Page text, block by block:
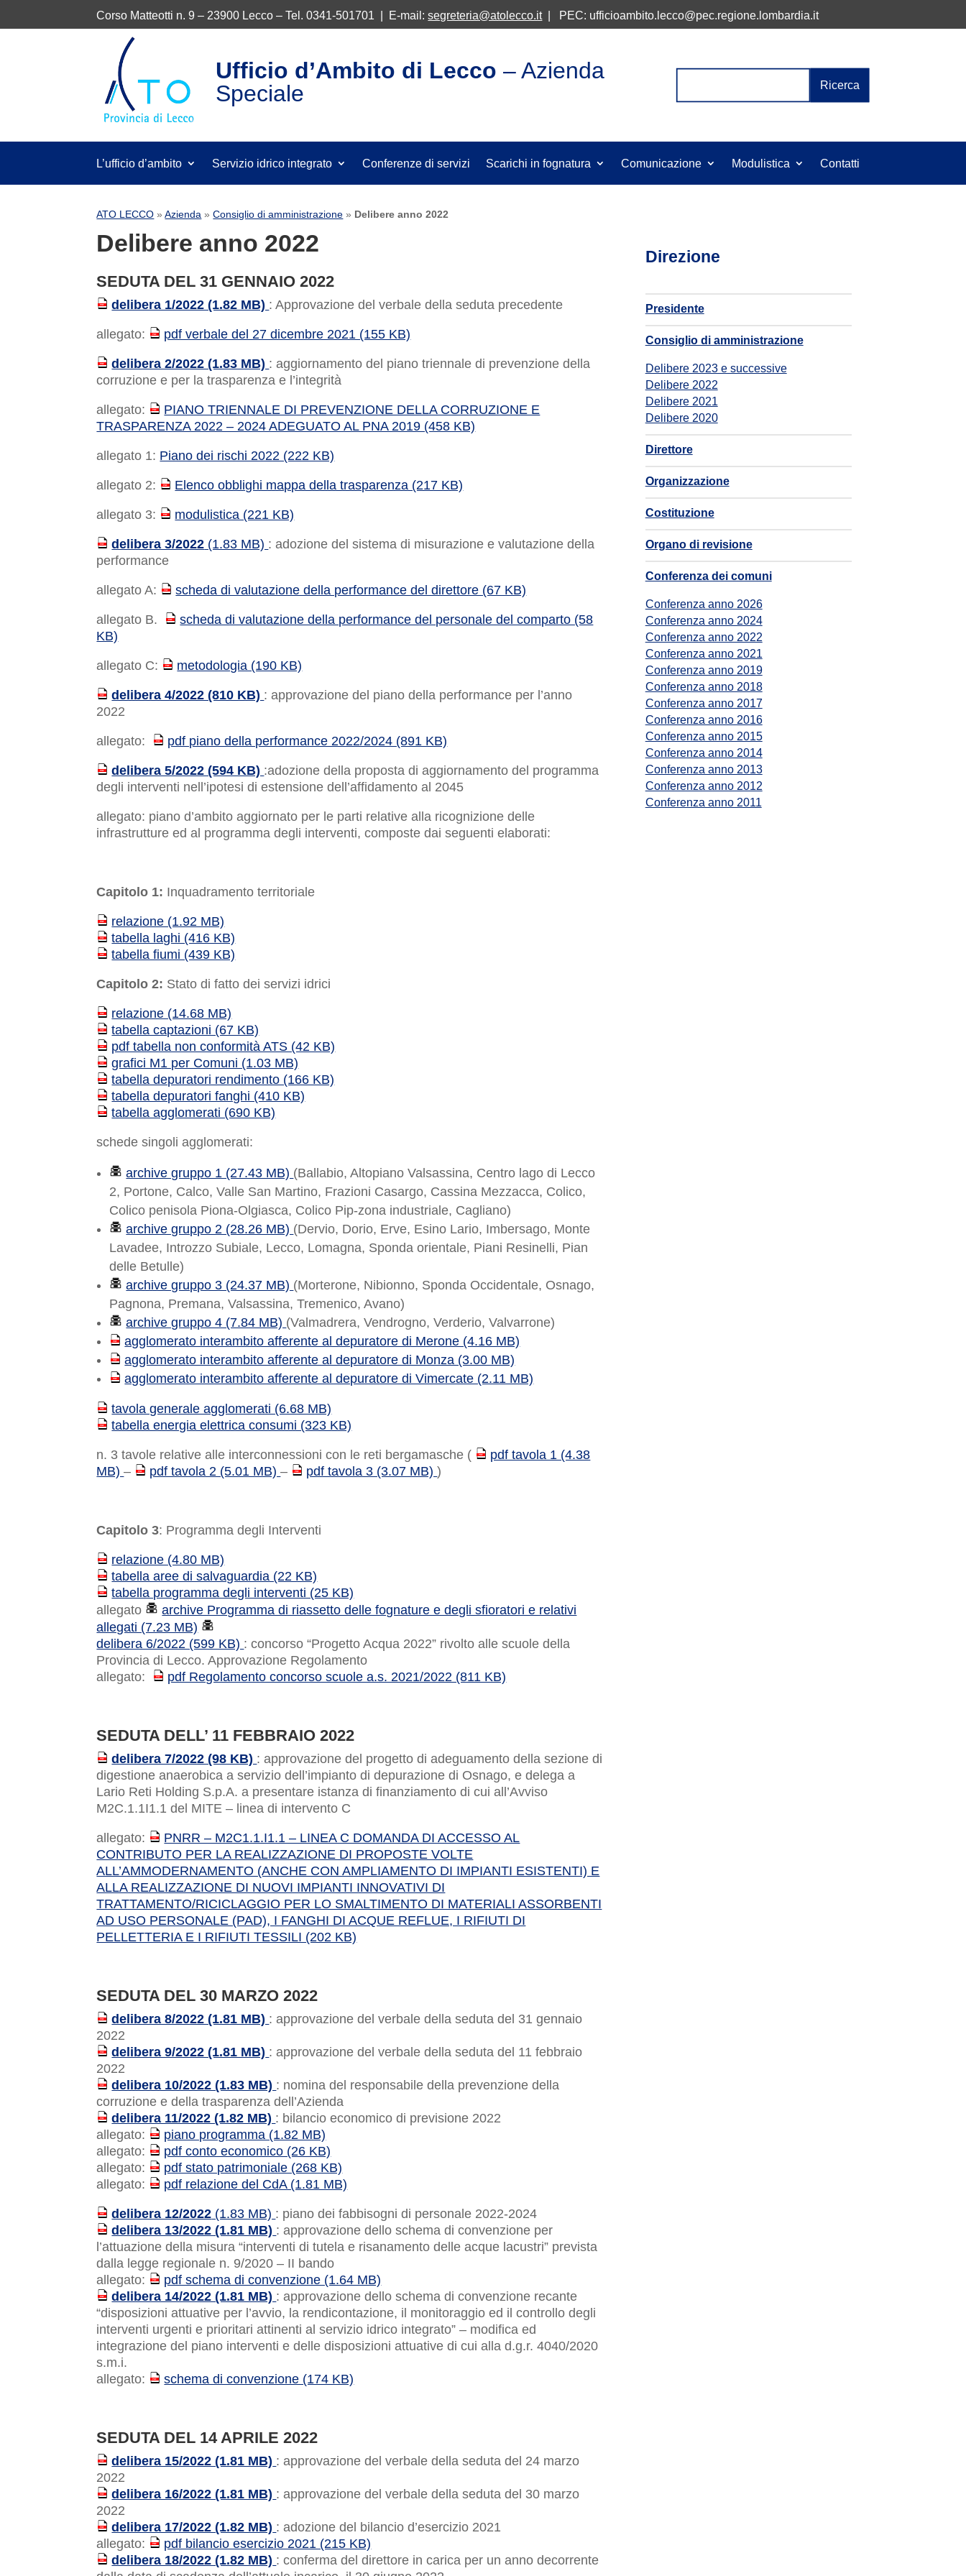
Corso Matteotti n. 9 – 23900 Lecco – Tel. 0341-501701 | E-mail: segreteria@atolecco.it| PEC: ufficioambito.lecco@pec.regione.lombardia.it
Ufficio d’Ambito di Lecco – Azienda
Speciale
L’ufficio d’ambito Servizio idrico integrato Conferenze di servizi Scarichi in fognatura Comunicazione Modulistica Contatti
ATO LECCO »Azienda »Consiglio di amministrazione » Delibere anno 2022
Delibere anno 2022
SEDUTA DEL 31 GENNAIO 2022
PDF delibera 1/2022 (1.82 MB) : Approvazione del verbale della seduta precedente
allegato: PDF pdf verbale del 27 dicembre 2021 (155 KB)
PDF delibera 2/2022 (1.83 MB) : aggiornamento del piano triennale di prevenzione della
corruzione e per la trasparenza e l’integrità
allegato: PDF
PIANO TRIENNALE DI PREVENZIONE DELLA CORRUZIONE E
TRASPARENZA 2022 – 2024 ADEGUATO AL PNA 2019 (458 KB)
allegato 1: Piano dei rischi 2022 (222 KB)
allegato 2: PDF Elenco obblighi mappa della trasparenza (217 KB)
allegato 3: PDF modulistica (221 KB)
PDF delibera 3/2022 (1.83 MB) : adozione del sistema di misurazione e valutazione della
performance
allegato A: PDF scheda di valutazione della performance del direttore (67 KB)
allegato B. PDF
scheda di valutazione della performance del personale del comparto (58
KB)
allegato C: PDF metodologia (190 KB)
PDF delibera 4/2022 (810 KB) : approvazione del piano della performance per l’anno
2022
allegato: PDF pdf piano della performance 2022/2024 (891 KB)
PDF delibera 5/2022 (594 KB) :adozione della proposta di aggiornamento del programma
degli interventi nell’ipotesi di estensione dell’affidamento al 2045
allegato: piano d’ambito aggiornato per le parti relative alla ricognizione delle
infrastrutture ed al programma degli interventi, composte dai seguenti elaborati:
Capitolo 1: Inquadramento territoriale
PDF relazione (1.92 MB)
PDF tabella laghi (416 KB)
PDF tabella fiumi (439 KB)
Capitolo 2: Stato di fatto dei servizi idrici
PDF relazione (14.68 MB)
PDF tabella captazioni (67 KB)
PDF pdf tabella non conformità ATS (42 KB)
PDF grafici M1 per Comuni (1.03 MB)
PDF tabella depuratori rendimento (166 KB)
PDF tabella depuratori fanghi (410 KB)
PDF tabella agglomerati (690 KB)
schede singoli agglomerati:
archive gruppo 1 (27.43 MB) (Ballabio, Altopiano Valsassina, Centro lago di Lecco
2, Portone, Calco, Valle San Martino, Frazioni Casargo, Cassina Mezzacca, Colico,
Colico penisola Piona-Olgiasca, Colico Pip-zona industriale, Cagliano)
archive gruppo 2 (28.26 MB) (Dervio, Dorio, Erve, Esino Lario, Imbersago, Monte
Lavadee, Introzzo Subiale, Lecco, Lomagna, Sponda orientale, Piani Resinelli, Pian
delle Betulle)
archive gruppo 3 (24.37 MB) (Morterone, Nibionno, Sponda Occidentale, Osnago,
Pagnona, Premana, Valsassina, Tremenico, Avano)
archive gruppo 4 (7.84 MB) (Valmadrera, Vendrogno, Verderio, Valvarrone)
PDF agglomerato interambito afferente al depuratore di Merone (4.16 MB)
PDF agglomerato interambito afferente al depuratore di Monza (3.00 MB)
PDF agglomerato interambito afferente al depuratore di Vimercate (2.11 MB)
PDF tavola generale agglomerati (6.68 MB)
PDF tabella energia elettrica consumi (323 KB)
n. 3 tavole relative alle interconnessioni con le reti bergamasche ( PDF
pdf tavola 1 (4.38
MB)– PDF pdf tavola 2 (5.01 MB)– PDF pdf tavola 3 (3.07 MB))
Capitolo 3: Programma degli Interventi
PDF relazione (4.80 MB)
PDF tabella aree di salvaguardia (22 KB)
PDF
tabella programma degli interventi (25 KB)
allegato
archive Programma di riassetto delle fognature e degli sfioratori e relativi
allegati (7.23 MB)
delibera 6/2022 (599 KB) : concorso “Progetto Acqua 2022” rivolto alle scuole della
Provincia di Lecco. Approvazione Regolamento
allegato:
PDF pdf Regolamento concorso scuole a.s. 2021/2022 (811 KB)
SEDUTA DELL’ 11 FEBBRAIO 2022
PDF delibera 7/2022 (98 KB) : approvazione del progetto di adeguamento della sezione di
digestione anaerobica a servizio dell’impianto di depurazione di Osnago, e delega a
Lario Reti Holding S.p.A. a presentare istanza di finanziamento di cui all’Avviso
M2C.1.1I1.1 del MITE – linea di intervento C
allegato: PDF
PNRR – M2C1.1.I1.1 – LINEA C DOMANDA DI ACCESSO AL
CONTRIBUTO PER LA REALIZZAZIONE DI PROPOSTE VOLTE
ALL’AMMODERNAMENTO (ANCHE CON AMPLIAMENTO DI IMPIANTI ESISTENTI) E
ALLA REALIZZAZIONE DI NUOVI IMPIANTI INNOVATIVI DI
TRATTAMENTO/RICICLAGGIO PER LO SMALTIMENTO DI MATERIALI ASSORBENTI
AD USO PERSONALE (PAD), I FANGHI DI ACQUE REFLUE, I RIFIUTI DI
PELLETTERIA E I RIFIUTI TESSILI (202 KB)
SEDUTA DEL 30 MARZO 2022
PDF delibera 8/2022 (1.81 MB) : approvazione del verbale della seduta del 31 gennaio
2022
PDF delibera 9/2022 (1.81 MB) : approvazione del verbale della seduta del 11 febbraio
2022
PDF delibera 10/2022 (1.83 MB) : nomina del responsabile della prevenzione della
corruzione e della trasparenza dell’Azienda
PDF delibera 11/2022 (1.82 MB) : bilancio economico di previsione 2022
allegato:
PDF
piano programma (1.82 MB)
allegato:
PDF
pdf conto economico (26 KB)
allegato:
PDF
pdf stato patrimoniale (268 KB)
allegato:
PDF pdf relazione del CdA (1.81 MB)
PDF delibera 12/2022 (1.83 MB) : piano dei fabbisogni di personale 2022-2024
PDF delibera 13/2022 (1.81 MB) : approvazione dello schema di convenzione per
l’attuazione della misura “interventi di tutela e risanamento delle acque lacustri” prevista
dalla legge regionale n. 9/2020 – II bando
allegato:
PDF pdf schema di convenzione (1.64 MB)
PDF delibera 14/2022 (1.81 MB) : approvazione dello schema di convenzione recante
“disposizioni attuative per l’avvio, la rendicontazione, il monitoraggio ed il controllo degli
interventi urgenti e prioritari attinenti al servizio idrico integrato” – modifica ed
integrazione del piano interventi e delle disposizioni attuative di cui alla d.g.r. 4040/2020
s.m.i.
allegato:
PDF schema di convenzione (174 KB)
SEDUTA DEL 14 APRILE 2022
PDF delibera 15/2022 (1.81 MB) : approvazione del verbale della seduta del 24 marzo
2022
PDF delibera 16/2022 (1.81 MB) : approvazione del verbale della seduta del 30 marzo
2022
PDF delibera 17/2022 (1.82 MB) : adozione del bilancio d’esercizio 2021
allegato:
PDF pdf bilancio esercizio 2021 (215 KB)
PDF delibera 18/2022 (1.82 MB) : conferma del direttore in carica per un anno decorrente
Direzione
Presidente
Consiglio di amministrazione
Delibere 2023 e successive
Delibere 2022
Delibere 2021
Delibere 2020
Direttore
Organizzazione
Costituzione
Organo di revisione
Conferenza dei comuni
Conferenza anno 2026
Conferenza anno 2024
Conferenza anno 2022
Conferenza anno 2021
Conferenza anno 2019
Conferenza anno 2018
Conferenza anno 2017
Conferenza anno 2016
Conferenza anno 2015
Conferenza anno 2014
Conferenza anno 2013
Conferenza anno 2012
Conferenza anno 2011